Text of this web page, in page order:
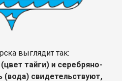
выглядит так:
тайги) и серебряно-
(вода) свидетельствуют,